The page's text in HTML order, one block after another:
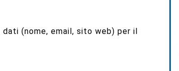
(nome, email, sito web) per il